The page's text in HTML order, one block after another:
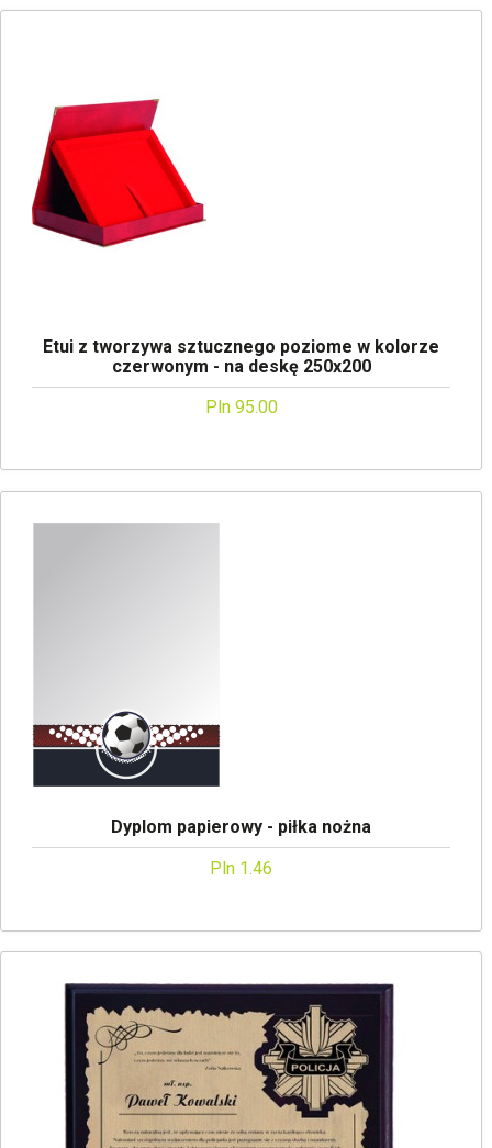
Etui z tworzywa sztucznego poziome w kolorze
czerwonym - na deskę 250x200
Pln 95.00
Dyplom papierowy - piłka nożna
Pln 1.46